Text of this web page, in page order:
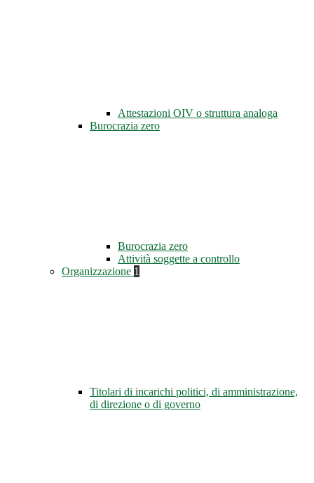
Attestazioni OIV o struttura analoga
Burocrazia zero
Burocrazia zero
Attività soggette a controllo
Organizzazione 1
Titolari di incarichi politici, di amministrazione,
di direzione o di governo